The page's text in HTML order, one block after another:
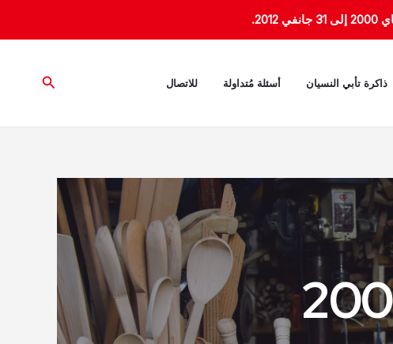
ذاكرة تأبي النسيان أسئلة مُتداولة للاتصال البحث